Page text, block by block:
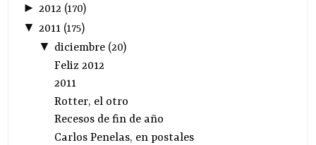
►2012 (170)
▼ 2011 (175)
▼ diciembre(20)
Feliz 2012
2011
Rotter, el otro
Recesos de fin de año
Carlos Penelas, en postales